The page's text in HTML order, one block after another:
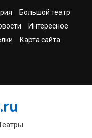
Большой театр
Интересное
Карта сайта